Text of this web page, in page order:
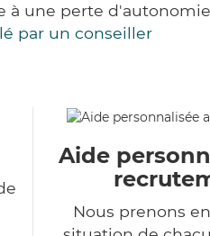
une perte
par un conseiller
Aide
Nous prenons